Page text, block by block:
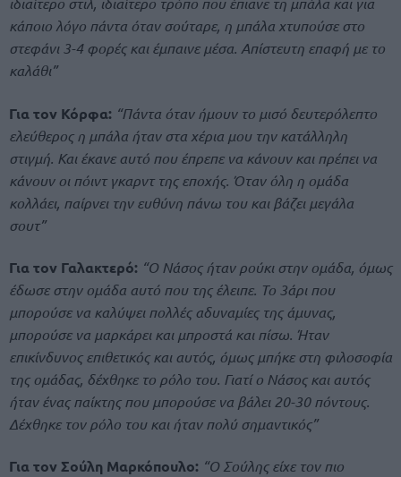
κάποιο λόγο πάντα όταν σούταρε, η μπάλα χτυπούσε στο
στεφάνι 3-4 φορές και έμπαινε μέσα. Απίστευτη επαφή με το
καλάθι”
Για τον Κόρφα: “Πάντα όταν ήμουν το μισό δευτερόλεπτο
ελεύθερος η μπάλα ήταν στα χέρια μου την κατάλληλη
στιγμή. Και έκανε αυτό που έπρεπε να κάνουν και πρέπει να
κάνουν οι πόιντ γκαρντ της εποχής. Όταν όλη η ομάδα
κολλάει, παίρνει την ευθύνη πάνω του και βάζει μεγάλα
σουτ”
Για τον Γαλακτερό: “Ο Νάσος ήταν ρούκι στην ομάδα, όμως
έδωσε στην ομάδα αυτό που της έλειπε. Το 3άρι που
μπορούσε να καλύψει πολλές αδυναμίες της άμυνας,
μπορούσε να μαρκάρει και μπροστά και πίσω. Ήταν
επικίνδυνος επιθετικός και αυτός, όμως μπήκε στη φιλοσοφία
της ομάδας, δέχθηκε το ρόλο του. Γιατί ο Νάσος και αυτός
ήταν ένας παίκτης που μπορούσε να βάλει 20-30 πόντους.
Δέχθηκε τον ρόλο του και ήταν πολύ σημαντικός”
Για τον Σούλη Μαρκόπουλο: “Ο Σούλης είχε τον πιο